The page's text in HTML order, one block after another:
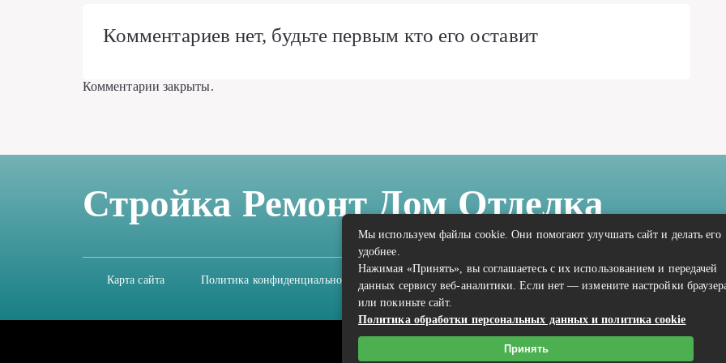
Комментариев нет, будьте первым кто его оставит
Комментарии закрыты.
Стройка Ремонт Дом Отделка
Карта сайта Политика конфиденциальности
Связаться с редакцией сайта: vilic.ru@mailwebsite.ru
Политика обработки персональных данных
Мы используем файлы cookie. Они помогают улучшать сайт и делать его
удобнее.
Нажимая «Принять», вы соглашаетесь с их использованием и передачей
данных сервису веб-аналитики. Если нет — измените настройки
или покиньте сайт.
Политика обработки персональных данных и политика cookie
Принять